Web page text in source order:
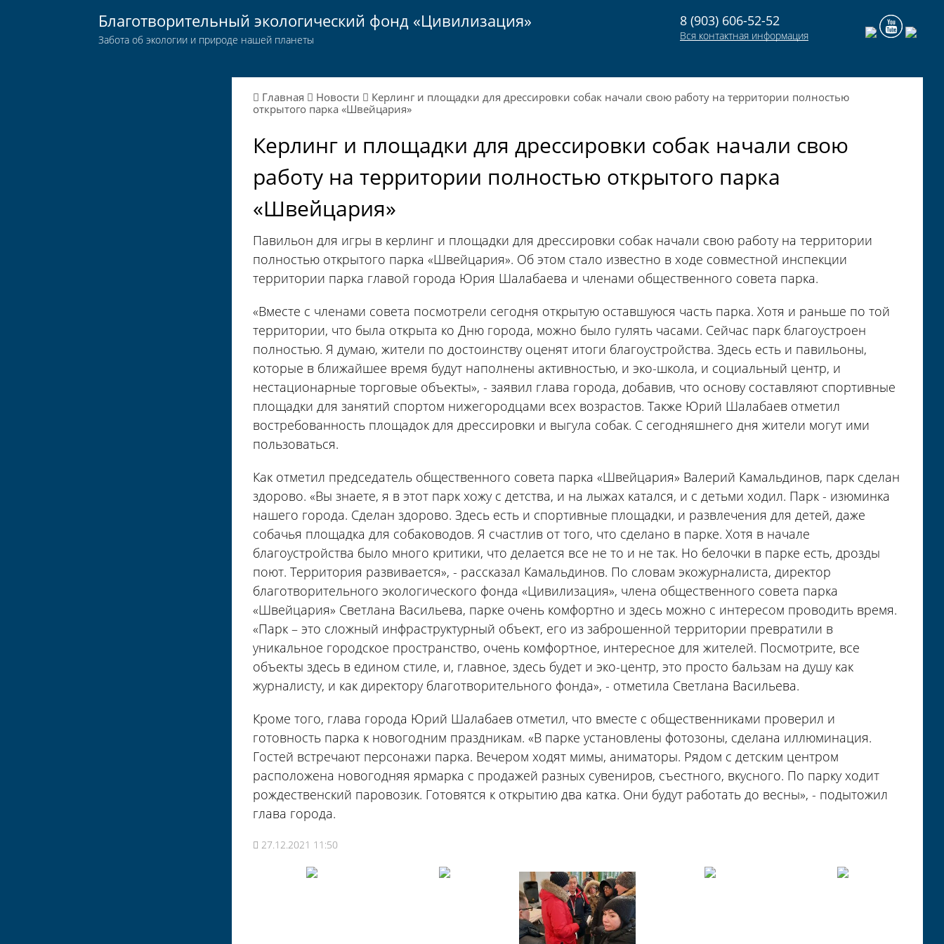
Благотворительный экологический фонд «Цивилизация»
Забота об экологии и природе нашей планеты
8 (903) 606-52-52
Вся контактная информация
Главная Новости
Керлинг и площадки для дрессировки собак начали свою работу на территории полностью
открытого парка «Швейцария»
Керлинг и площадки для дрессировки собак начали свою
работу на территории полностью открытого парка
«Швейцария»
Павильон для игры в керлинг и площадки для дрессировки собак начали свою работу на территории
полностью открытого парка «Швейцария». Об этом стало известно в ходе совместной инспекции
территории парка главой города Юрия Шалабаева и членами общественного совета парка.
«Вместе с членами совета посмотрели сегодня открытую оставшуюся часть парка. Хотя и раньше по той
территории, что была открыта ко Дню города, можно было гулять часами. Сейчас парк благоустроен
полностью. Я думаю, жители по достоинству оценят итоги благоустройства. Здесь есть и павильоны,
которые в ближайшее время будут наполнены активностью, и эко-школа, и социальный центр, и
нестационарные торговые объекты», - заявил глава города, добавив, что основу составляют спортивные
площадки для занятий спортом нижегородцами всех возрастов. Также Юрий Шалабаев отметил
востребованность площадок для дрессировки и выгула собак. С сегодняшнего дня жители могут ими
пользоваться.
Как отметил председатель общественного совета парка «Швейцария» Валерий Камальдинов, парк сделан
здорово. «Вы знаете, я в этот парк хожу с детства, и на лыжах катался, и с детьми ходил. Парк - изюминка
нашего города. Сделан здорово. Здесь есть и спортивные площадки, и развлечения для детей, даже
собачья площадка для собаководов. Я счастлив от того, что сделано в парке. Хотя в начале
благоустройства было много критики, что делается все не то и не так. Но белочки в парке есть, дрозды
поют. Территория развивается», - рассказал Камальдинов. По словам экожурналиста, директор
благотворительного экологического фонда «Цивилизация», члена общественного совета парка
«Швейцария» Светлана Васильева, парке очень комфортно и здесь можно с интересом проводить время.
«Парк – это сложный инфраструктурный объект, его из заброшенной территории превратили в
уникальное городское пространство, очень комфортное, интересное для жителей. Посмотрите, все
объекты здесь в едином стиле, и, главное, здесь будет и эко-центр, это просто бальзам на душу как
журналисту, и как директору благотворительного фонда», - отметила Светлана Васильева.
Кроме того, глава города Юрий Шалабаев отметил, что вместе с общественниками проверил и
готовность парка к новогодним праздникам. «В парке установлены фотозоны, сделана иллюминация.
Гостей встречают персонажи парка. Вечером ходят мимы, аниматоры. Рядом с детским центром
расположена новогодняя ярмарка с продажей разных сувениров, съестного, вкусного. По парку ходит
рождественский паровозик. Готовятся к открытию два катка. Они будут работать до весны», - подытожил
глава города.
27.12.2021 11:50